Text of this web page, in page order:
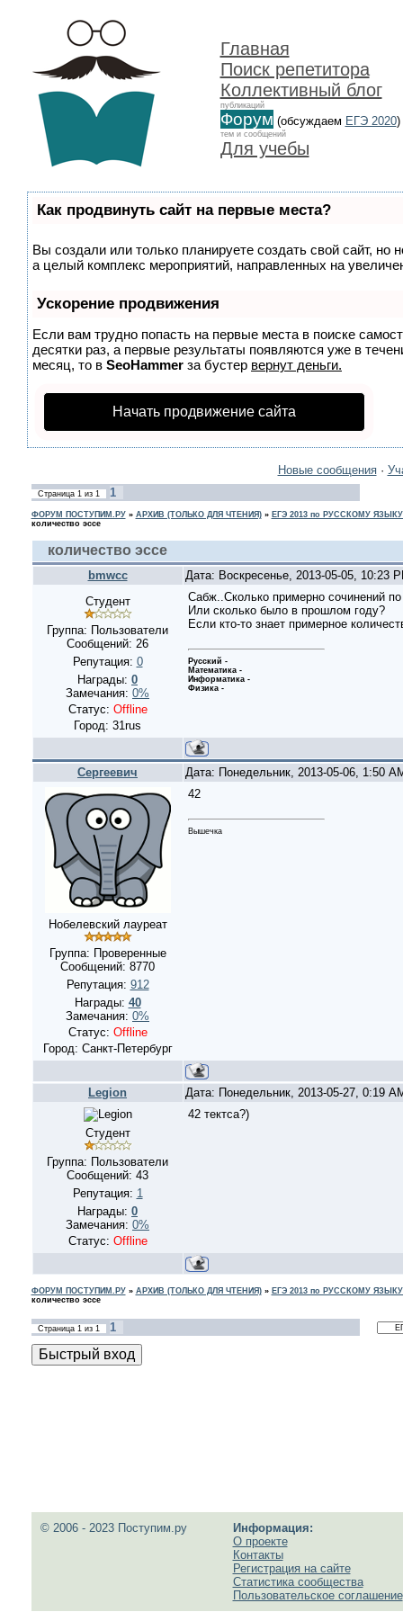
Главная
Поиск репетитора
Коллективный блог
публикаций
Форум (обсуждаем ЕГЭ 2020)
тем и сообщений
Для учебы
Как продвинуть сайт на первые места?
Вы создали или только планируете создать свой сайт, но
а целый комплекс мероприятий, направленных на
Ускорение продвижения
Если вам трудно попасть на первые места в поиске
десятки раз, а первые результаты появляются уже в
месяц, то в SeoHammer за бустер вернут деньги.
Начать продвижение сайта
Новые сообщения·
Страница 1из 1 1
ФОРУМ ПОСТУПИМ.РУ» АРХИВ (ТОЛЬКО ДЛЯ ЧТЕНИЯ)» ЕГЭ 2013 по РУССКОМУ
количество эссе
количество эссе
bmwcc
Дата: Воскресенье, 2013-05-05, 10:23
Студент
Группа: Пользователи
Сообщений: 26
Репутация: 0
Награды: 0
Замечания: 0%
Статус: Offline
Город: 31rus
Сабж..Сколько примерно сочинений
Или сколько было в прошлом году?
Если кто-то знает примерное
Русский -
Математика -
Информатика -
Физика -
Сергеевич Дата: Понедельник, 2013-05-06, 1:50
Нобелевский лауреат
Группа: Проверенные
Сообщений: 8770
Репутация: 912
Награды: 40
Замечания: 0%
Статус: Offline
Город: Санкт-Петербург
42
Вышечка
Legion Дата: Понедельник, 2013-05-27, 0:19
Студент
Группа: Пользователи
Сообщений: 43
Репутация: 1
Награды: 0
Замечания: 0%
Статус: Offline
42 тектса?)
ФОРУМ ПОСТУПИМ.РУ» АРХИВ (ТОЛЬКО ДЛЯ ЧТЕНИЯ)» ЕГЭ 2013 по РУССКОМУ
количество эссе
Страница 1из 1 1
© 2006 - 2023 Поступим.ру
Информация:
О проекте
Контакты
Регистрация на сайте
Статистика сообщества
Пользовательское соглашение